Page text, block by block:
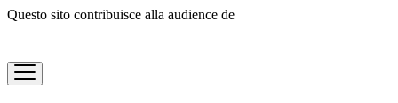
Questo sito contribuisce alla audience de